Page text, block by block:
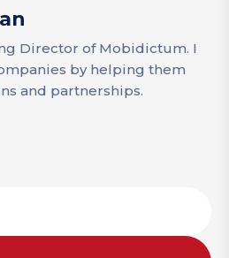
Director of Mobidictum. I
by helping them
and partnerships.